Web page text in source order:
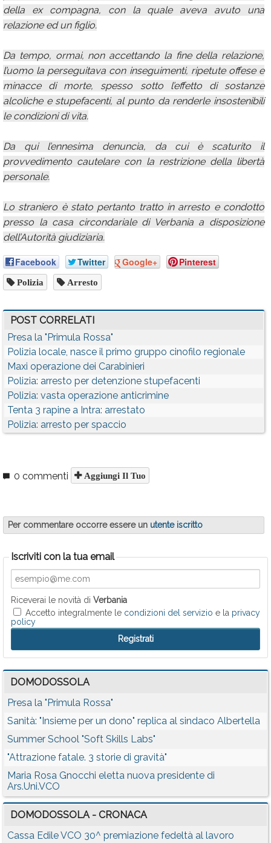
della ex compagna, con la quale aveva avuto una
relazione ed un figlio.
Da tempo, ormai, non accettando la fine della relazione,
l’uomo la perseguitava con inseguimenti, ripetute offese e
minacce di morte, spesso sotto l’effetto di sostanze
alcoliche e stupefacenti, al punto da renderle insostenibili
le condizioni di vita.
Da qui l’ennesima denuncia, da cui è scaturito il
provvedimento cautelare con la restrizione della libertà
personale.
Lo straniero è stato pertanto tratto in arresto e condotto
presso la casa circondariale di Verbania a disposizione
dell’Autorità giudiziaria.
Facebook Twitter Google+ Pinterest
Polizia Arresto
POST CORRELATI
Presa la "Primula Rossa"
Polizia locale, nasce il primo gruppo cinofilo regionale
Maxi operazione dei Carabinieri
Polizia: arresto per detenzione stupefacenti
Polizia: vasta operazione anticrimine
Tenta 3 rapine a Intra: arrestato
Polizia: arresto per spaccio
0 commenti Aggiungi Il Tuo
Per commentare occorre essere un utente iscritto
Iscriviti con la tua email
Riceverai le novità di Verbania
Accetto integralmente le condizioni del servizio e la privacy
policy
DOMODOSSOLA
Presa la "Primula Rossa"
Sanità: "Insieme per un dono" replica al sindaco Albertella
Summer School "Soft Skills Labs"
"Attrazione fatale. 3 storie di gravità"
Maria Rosa Gnocchi eletta nuova presidente di
Ars.Uni.VCO
DOMODOSSOLA - CRONACA
Cassa Edile VCO 30^ premiazione fedeltà al lavoro